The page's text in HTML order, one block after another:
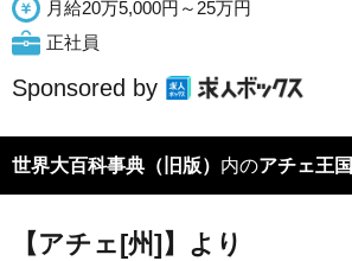
月給20万5,000円～25万円
正社員
Sponsored by
世界大百科事典（旧版） 内のアチェ王国
【アチェ[州]】より